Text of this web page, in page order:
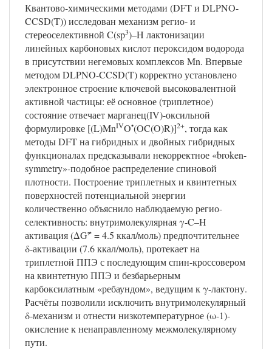
Квантово-химическими методами (DFT и DLPNO-
CCSD(T)) исследован механизм регио- и
стереоселективной C(sp3)–H лактонизации
линейных карбоновых кислот пероксидом водорода
в присутствии негемовых комплексов Mn. Впервые
методом DLPNO-CCSD(T) корректно установлено
электронное строение ключевой высоковалентной
активной частицы: её основное (триплетное)
состояние отвечает марганец(IV)-оксильной
формулировке [(L)MnIVO•(OC(O)R)]2+, тогда как
методы DFT на гибридных и двойных гибридных
функционалах предсказывали некорректное «broken-
symmetry»-подобное распределение спиновой
плотности. Построение триплетных и квинтетных
поверхностей потенциальной энергии
количественно объяснило наблюдаемую регио-
селективность: внутримолекулярная γ-C–H
активация (ΔG≠ = 4.5 ккал/моль) предпочтительнее
δ-активации (7.6 ккал/моль), протекает на
триплетной ППЭ с последующим спин-кроссовером
на квинтетную ППЭ и безбарьерным
карбоксилатным «ребаундом», ведущим к γ-лактону.
Расчёты позволили исключить внутримолекулярный
δ-механизм и отнести низкотемпературное (ω-1)-
окисление к ненаправленному межмолекулярному
пути.